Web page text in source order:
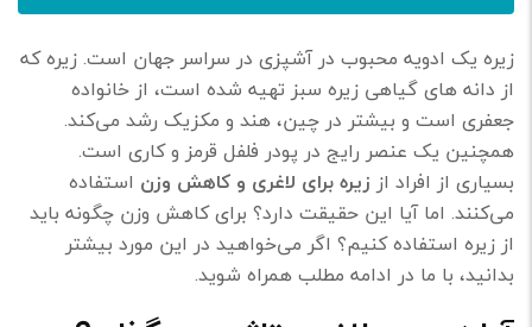
زیره یک ادویه محبوب در آشپزی در سراسر جهان است. زیره که
از دانه های گیاهی زیره سبز تهیه شده است، از خانواده
جعفری است و بیشتر در چین، هند و مکزیک رشد می‌کند.
همچنین یک عنصر رایج در پودر فلفل قرمز و کاری است.
بسیاری از افراد از زیره برای لاغری و کاهش وزن استفاده
می‌کنند. اما آیا این حقیقت دارد؟ برای کاهش وزن چگونه باید
از زیره استفاده کنیم؟ اگر می‌خواهید در این مورد بیشتر
بدانید، با ما در ادامه مطلب همراه شوید.